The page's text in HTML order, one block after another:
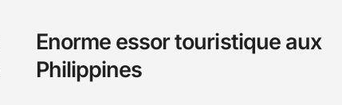
Enorme essor touristique aux
Philippines